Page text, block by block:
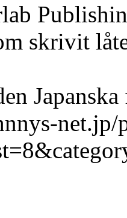
skrivit
net.jp/